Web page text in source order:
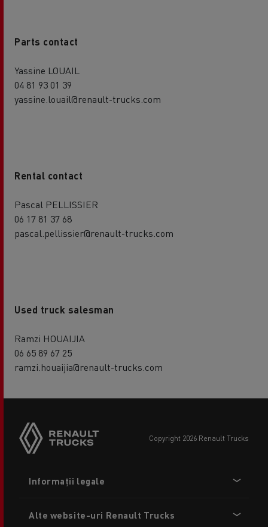
Parts contact
Yassine LOUAIL
04 81 93 01 39
yassine.louail@renault-trucks.com
Rental contact
Pascal PELLISSIER
06 17 81 37 68
pascal.pellissier@renault-trucks.com
Used truck salesman
Ramzi HOUAIJIA
06 65 89 67 25
ramzi.houaijia@renault-trucks.com
copyright 2026 Renault Trucks
menu
Informații legale
Alte website-uri Renault Trucks